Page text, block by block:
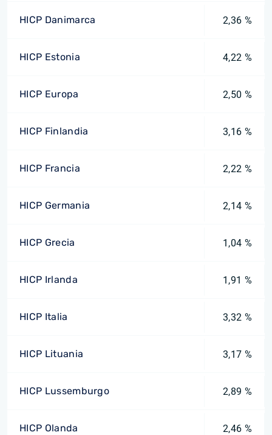
HICP Danimarca 2,36 %
HICP Estonia 4,22 %
HICP Europa 2,50 %
HICP Finlandia 3,16 %
HICP Francia 2,22 %
HICP Germania 2,14 %
HICP Grecia 1,04 %
HICP Irlanda 1,91 %
HICP Italia 3,32 %
HICP Lituania 3,17 %
HICP Lussemburgo 2,89 %
HICP Olanda 2,46 %